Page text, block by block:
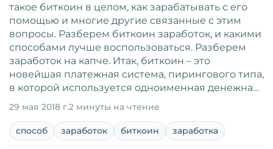
такое биткоин в целом, как зарабатывать с его
помощью и многие другие связанные с этим
вопросы. Разберем биткоин заработок, и какими
способами лучше воспользоваться. Разберем
заработок на капче. Итак, биткоин – это
новейшая платежная система, пирингового типа,
в которой используется одноименная денежна…
29 мая 2018 г.2 минуты на чтение
способ заработок биткоин заработка